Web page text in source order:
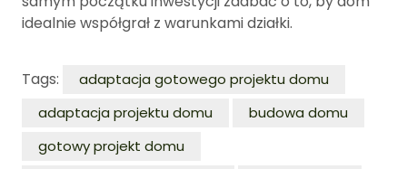
idealnie współgrał z warunkami działki.
Tags:
adaptacja gotowego projektu domu
adaptacja projektu domu
budowa domu
gotowy projekt domu